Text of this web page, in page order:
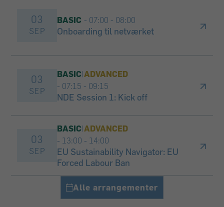
03
SEP
BASIC - 07:00 - 08:00
Onboarding til netværket
03
SEP
BASIC|ADVANCED
- 07:15 - 09:15
NDE Session 1: Kick off
03
SEP
BASIC|ADVANCED
- 13:00 - 14:00
EU Sustainability Navigator: EU
Forced Labour Ban
Alle arrangementer